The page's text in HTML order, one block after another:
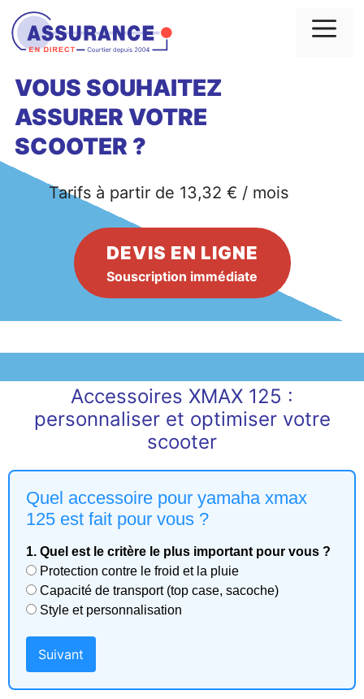
Aller
au
contenu
VOUS SOUHAITEZ
ASSURER VOTRE
SCOOTER ?
Tarifs à partir de 13,32 € / mois
DEVIS EN LIGNE
Souscription immédiate
Accessoires XMAX 125 :
personnaliser et optimiser votre
scooter
Quel accessoire pour yamaha xmax
125 est fait pour vous ?
1. Quel est le critère le plus important pour vous ?
Protection contre le froid et la pluie
Capacité de transport (top case, sacoche)
Style et personnalisation
Suivant